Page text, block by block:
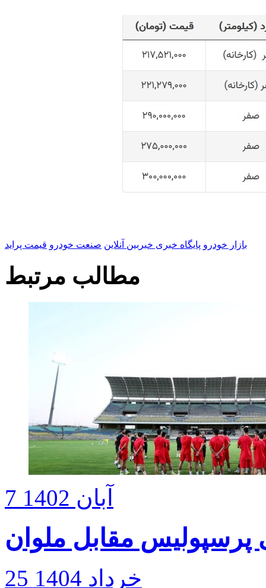
بازار خودرو پایگاه خبری خبربین آنلاین صنعت خودرو قیمت پراید
مطالب مرتبط
7 آبان 1402
پرسپولیس مقابل ملوان
25 خرداد 1404